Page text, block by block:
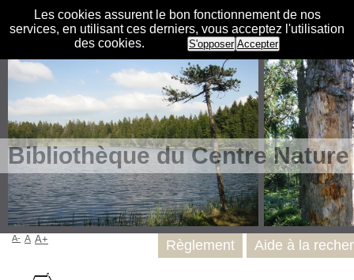
Les cookies assurent le bon fonctionnement de nos
services, en utilisant ces derniers, vous acceptez l'utilisation
des cookies.
S'opposer Accepter
Bibliothèque du Centre
Règlement Aide à la
A- A A+